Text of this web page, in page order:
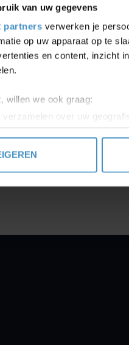
van uw gegevens
partners verwerken je
op uw apparaat op te
en content, inzicht
willen we ook graag:
verzamelen over uw
identificeren door het
moment wijzigen of
hebben verzameld op basis
€399,00